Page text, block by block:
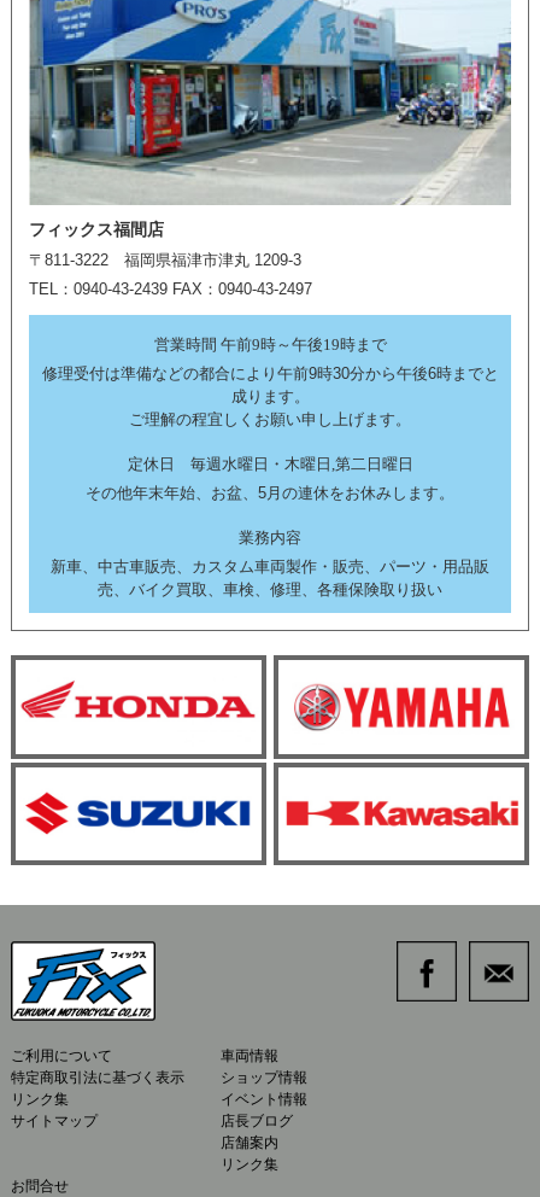
フィックス福間店
〒811-3222 福岡県福津市津丸 1209-3
TEL：0940-43-2439 FAX：0940-43-2497
営業時間 午前9時～午後19時まで
修理受付は準備などの都合により午前9時30分から午後6時までと
成ります。
ご理解の程宜しくお願い申し上げます。
定休日 毎週水曜日・木曜日,第二日曜日
その他年末年始、お盆、5月の連休をお休みします。
業務内容
新車、中古車販売、カスタム車両製作・販売、パーツ・用品販
売、バイク買取、車検、修理、各種保険取り扱い
ご利用について
特定商取引法に基づく表示
リンク集
サイトマップ
車両情報
ショップ情報
イベント情報
店長ブログ
店舗案内
リンク集
お問合せ